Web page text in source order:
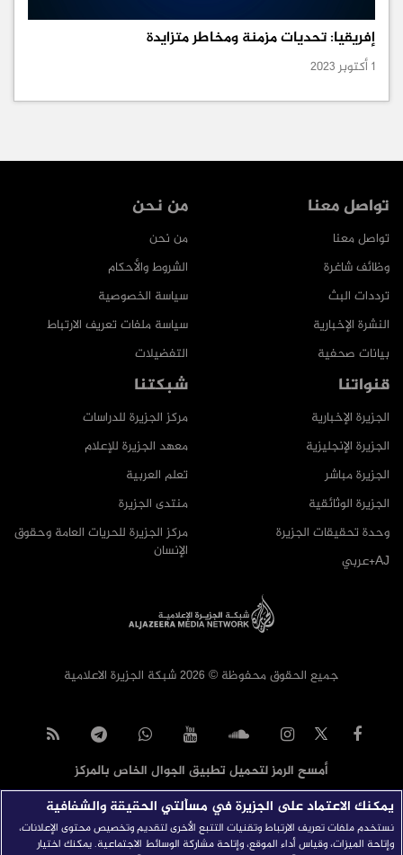
إفريقيا: تحديات مزمنة ومخاطر متزايدة
1 أكتوبر 2023
من نحن
من نحن
الشروط والأحكام
سياسة الخصوصية
سياسة ملفات تعريف الارتباط
التفضيلات
تواصل معنا
تواصل معنا
وظائف شاغرة
ترددات البث
النشرة الإخبارية
بيانات صحفية
شبكتنا
مركز الجزيرة للدراسات
معهد الجزيرة للإعلام
تعلم العربية
منتدى الجزيرة
مركز الجزيرة للحريات العامة وحقوق
الإنسان
قنواتنا
الجزيرة الإخبارية
الجزيرة الإنجليزية
الجزيرة مباشر
الجزيرة الوثائقية
وحدة تحقيقات الجزيرة
AJ+عربي
جميع الحقوق محفوظة © 2026 شبكة الجزيرة الاعلامية
أمسح الرمز لتحميل تطبيق الجوال الخاص بالمركز
يمكنك الاعتماد على الجزيرة في مسألتي الحقيقة والشفافية
نستخدم ملفات تعريف الارتباط وتقنيات التتبع الأخرى لتقديم وتخصيص محتوى الإعلانات،
وإتاحة الميزات، وقياس أداء الموقع، وإتاحة مشاركة الوسائط الاجتماعية. يمكنك اختيار